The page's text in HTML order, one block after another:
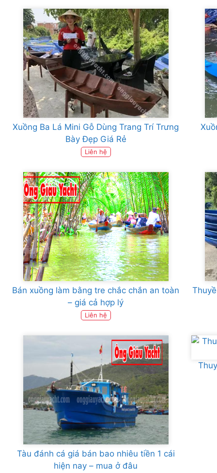
Xuồng Ba Lá Mini Gỗ Dùng Trang Trí Trưng
Bày Đẹp Giá Rẻ
Liên hệ
Bán xuồng làm bằng tre chắc chắn an toàn
– giá cả hợp lý
Liên hệ
Tàu đánh cá giá bán bao nhiêu tiền 1 cái
hiện nay – mua ở đâu